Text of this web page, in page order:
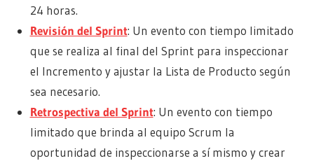
24 horas.
Revisión del Sprint: Un evento con tiempo limitado
que se realiza al final del Sprint para inspeccionar
el Incremento y ajustar la Lista de Producto según
sea necesario.
Retrospectiva del Sprint: Un evento con tiempo
limitado que brinda al equipo Scrum la
oportunidad de inspeccionarse a sí mismo y crear